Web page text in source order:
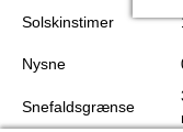
Solskinstimer
Nysne
Snefaldsgrænse